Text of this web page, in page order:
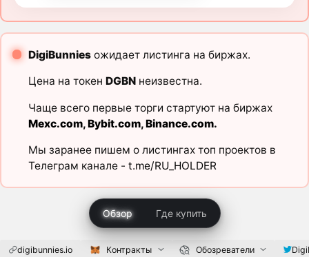
DigiBunniesожидает листинга на биржах.
Цена на токен DGBNнеизвестна.
Чаще всего первые торги стартуют на биржах
Mexc.com,Bybit.com,Binance.com.
Мы заранее пишем о листингах топ проектов в
Телеграм канале - t.me/RU_HOLDER
Обзор Где купить
digibunnies.io Контракты Обозреватели